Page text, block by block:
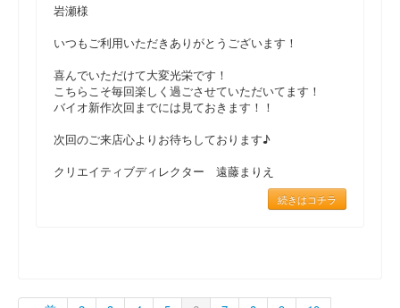
岩瀬様
いつもご利用いただきありがとうございます！
喜んでいただけて大変光栄です！
こちらこそ毎回楽しく過ごさせていただいてます！
バイオ新作次回までには見ておきます！！
次回のご来店心よりお待ちしております♪
クリエイティブディレクター 遠藤まりえ
続きはコチラ